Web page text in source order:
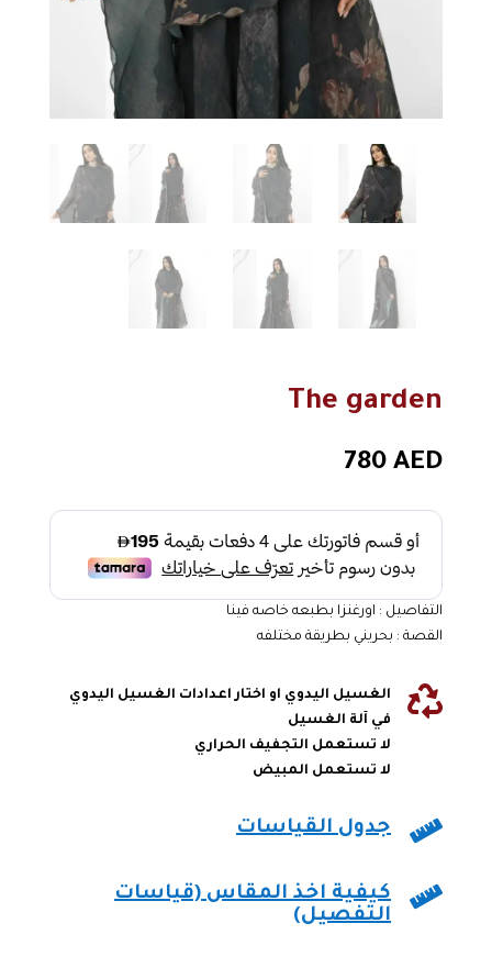
The garden
780AED
التفاصيل : اورغنزا بطبعه خاصه فينا
القصة : بحريني بطريقة مختلفه

الغسيل اليدوي او اختار اعدادات الغسيل اليدوي
في آلة الغسيل
لا تستعمل التجفيف الحراري
لا تستعمل المبيض
 جدول القياسات

كيفية اخذ المقاس (قياسات
التفصيل)